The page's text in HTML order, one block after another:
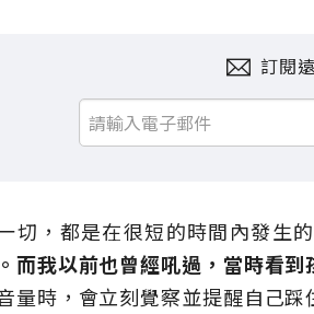
訂閱
切，都是在很短的時間內發生的
而我以前也曾經吼過，當時看
量時，會立刻覺察並提醒自己踩